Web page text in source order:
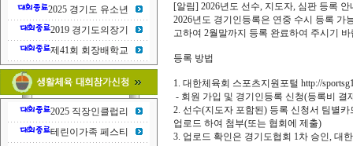
2025 경기도 유소년
2019 경기도의장기
제41회 회장배학교
2025 직장인클럽리
테린이가족 페스티
[알림] 2026년도 선수, 지도자, 심판 등록 안
2026년도 경기인등록은 연중 수시 등록
고하여 2월말까지 등록 완료하여 주시기 바
등록 방법
1. 대한체육회 스포츠지원포털 http://
- 회원 가입 및 경기인등록 신청(등록비 결
2. 선수(지도자 포함된) 등록 신청서 팀별
업로드 하여 첨부(또는 협회에 제출)
3. 업로드 확인은 경기도협회 1차 승인, 대